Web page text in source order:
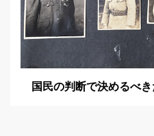
国民の判断で決めるべ